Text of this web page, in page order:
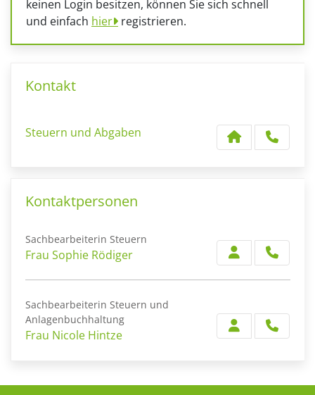
keinen Login besitzen, können Sie sich schnell
und einfach hier registrieren.
Kontakt
Steuern und Abgaben
Kontaktpersonen
Sachbearbeiterin Steuern
Frau Sophie Rödiger
Sachbearbeiterin Steuern und
Anlagenbuchhaltung
Frau Nicole Hintze